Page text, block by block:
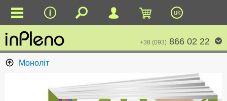
uk
+38 (093) 866 02 22
Моноліт